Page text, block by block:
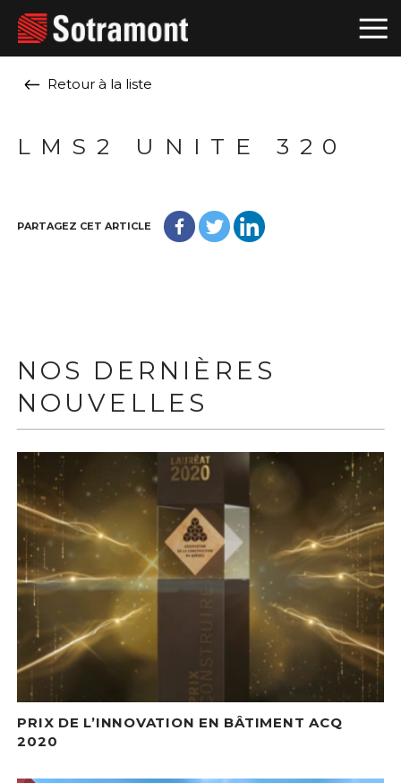
Retour à la liste
LMS2 UNITE 320
PARTAGEZ CET ARTICLE
NOS DERNIÈRES
NOUVELLES
PRIX DE L’INNOVATION EN BÂTIMENT ACQ
2020